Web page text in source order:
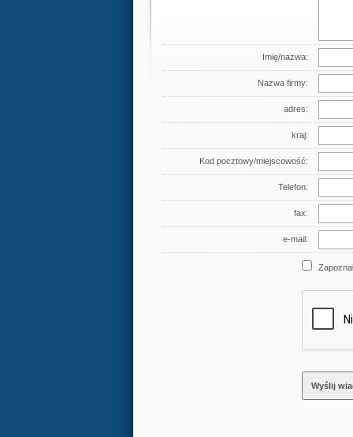
Imię/nazwa:
Nazwa firmy:
adres:
kraj:
Kod pocztowy/miejscowość:
Telefon:
fax:
e-mail: